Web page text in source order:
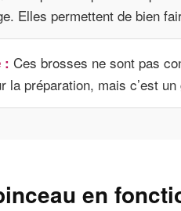
Elles permettent de bien
: Ces brosses ne sont pas
la préparation, mais c’est
en